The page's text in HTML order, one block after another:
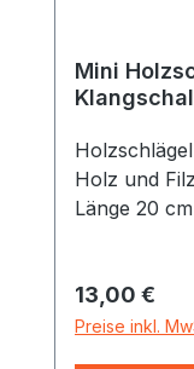
Mini
Holz und
Länge 20
mit
Regulärer
13,00 €
Preise inkl.